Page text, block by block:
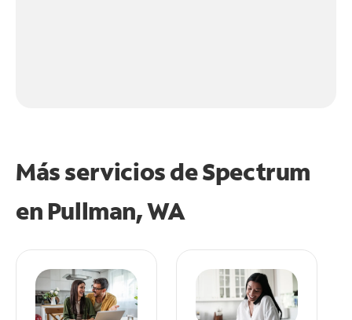
Más servicios de Spectrum
en Pullman, WA